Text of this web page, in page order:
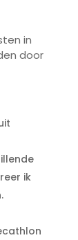
in
door
ik